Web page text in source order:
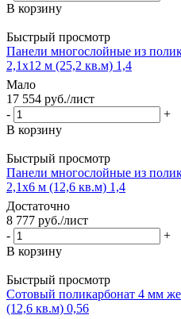
В корзину
Быстрый просмотр
Панели многослойные из
2,1х12 м (25,2 кв.м) 1,4
Мало
17 554 руб./лист
-
+
В корзину
Быстрый просмотр
Панели многослойные из
2,1х6 м (12,6 кв.м) 1,4
Достаточно
8 777 руб./лист
-
+
В корзину
Быстрый просмотр
Сотовый поликарбонат 4 мм
(12,6 кв.м) 0,56